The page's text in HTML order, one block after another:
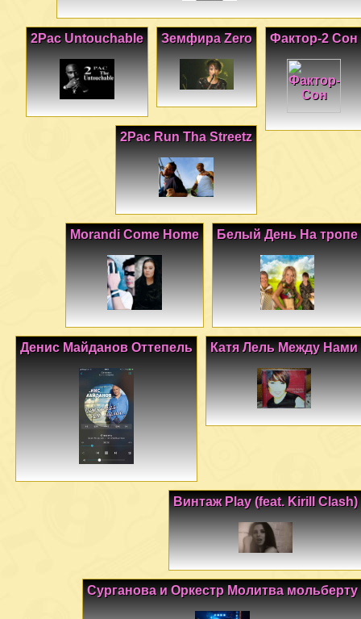
Фактор-2 Сон
Земфира Zero
2Pac Untouchable
2Pac Run Tha Streetz
Белый День На тропе
Morandi Come Home
Катя Лель Между Нами
Денис Майданов Оттепель
Винтаж Play (feat. Kirill Clash)
Сурганова и Оркестр Молитва мольберту